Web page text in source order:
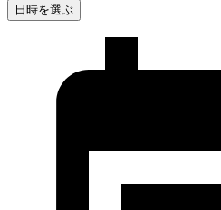
日時を選ぶ